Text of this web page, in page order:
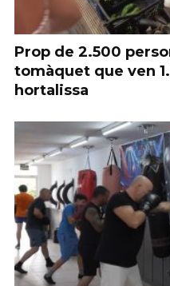
Prop de 2.500
tomàquet que ven
hortalissa